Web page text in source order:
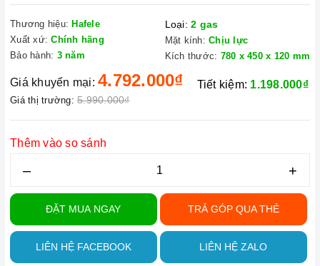
Thương hiệu: Hafele
Xuất xứ: Chính hãng
Bảo hành: 3 năm
Loại: 2 gas
Mặt kính: Chịu lực
Kích thước: 780 x 450 x 120 mm
Giá khuyến mại: 4.792.000₫
Giá thị trường: 5.990.000₫
Tiết kiệm: 1.198.000₫
Thêm vào so sánh
– +
ĐẶT MUA NGAY TRẢ GÓP QUA THẺ
LIÊN HỆ FACEBOOK LIÊN HỆ ZALO